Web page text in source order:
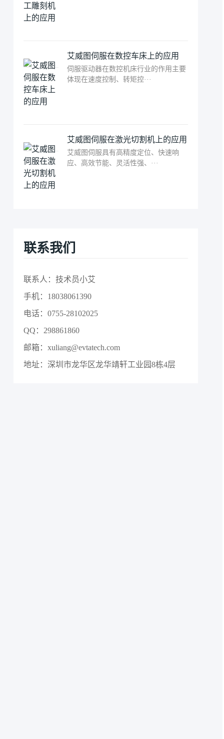
艾威图伺服在数控车床上的应用
伺服驱动器在数控机床行业的作用主要
体现在速度控制、转矩控···
艾威图伺服在激光切割机上的应用
艾威图伺服具有高精度定位、快速响
应、高效节能、灵活性强、···
联系我们
联系人：技术员小艾
手机：18038061390
电话：0755-28102025
QQ：298861860
邮箱：xuliang@evtatech.com
地址：深圳市龙华区龙华靖轩工业园8栋4层